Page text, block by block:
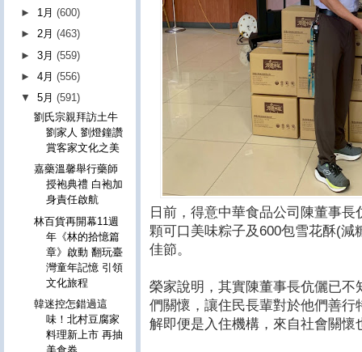
日前，得意中華食品公司陳董事
顆可口美味粽子及600包雪花酥(
佳節。
榮家說明，其實陳董事長伉儷已
們關懷，讓住民長輩對於他們善
解即便是入住機構，來自社會關懷
► 1月(600)
►2月(463)
►3月(559)
►4月(556)
▼5月(591)
劉氏宗親拜訪土牛
劉家人 劉燈鐘讚
賞客家文化之美
嘉藥溫馨舉行藥師
授袍典禮 白袍加
身責任啟航
林百貨再開幕11週
年《林的拾憶篇
章》啟動 翻玩臺
灣童年記憶 引領
文化旅程
韓迷控怎錯過這
味！北村豆腐家
料理新上市 再抽